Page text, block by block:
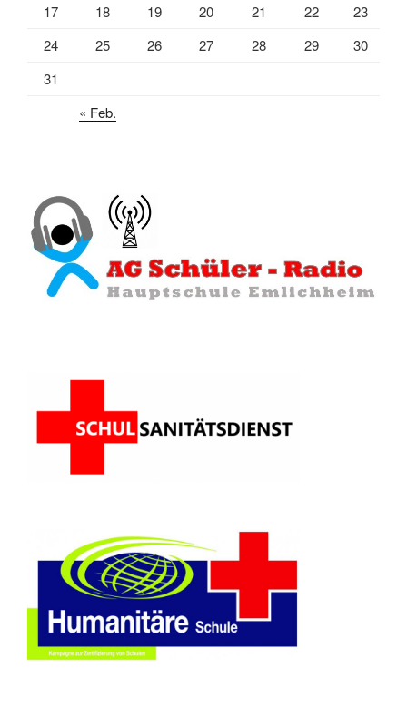
17
18 19 20 21 22
23
24
25 26 27 28 29
30
31
« Feb.